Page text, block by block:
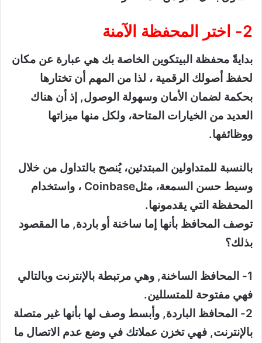
2- اختر المحفظة الآمنة
بدايةً محفظة البيتكوين الخاصة بك هي عبارة عن مكان
لحفظ أصولك الرقمية ، لذا من المهم أن تختارها
بحكمة لضمان الأمان وسهولة الوصول, إذ أن هناك
العديد من الخيارات المتاحة، ولكل منها ميزاتها
ووظائفها.
بالنسبة للمتداولين المبتدئين، يُنصح بالتداول من خلال
وسيط حسن السمعة، مثلCoinbase ، واستخدام
المحفظة التي يقدمونها.
توصف المحافظ بأنها إما ساخنة أو باردة, ما المقصود
بذلك؟
1- المحافظ الساخنة, وهي مرتبطة بالإنترنت وبالتالي
فهي مفتوحة للمتسللين.
2- المحافظ الباردة, وأبسط وصف لها بأنها غير متصلة
بالإنترنت, فهي تخزن عملاتك في وضع عدم الاتصال ما